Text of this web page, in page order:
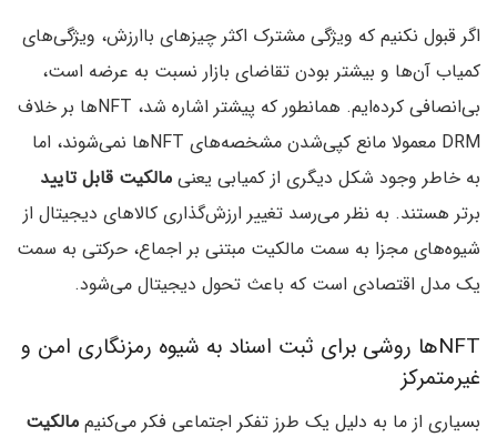
اگر قبول نکنیم که ویژگی مشترک اکثر چیزهای باارزش، ویژگی‌های
کمیاب آن‌ها و بیشتر بودن تقاضای بازار نسبت به عرضه است،
بی‌انصافی کرده‌ایم. همانطور که پیشتر اشاره شد، NFTها بر خلاف
DRM معمولا مانع کپی‌‌شدن مشخصه‌های NFTها نمی‌شوند، اما
به خاطر وجود شکل دیگری از کمیابی یعنی مالکیت قابل تایید
برتر هستند. به نظر می‌رسد تغییر ارزش‌گذاری کالاهای دیجیتال از
شیوه‌های مجزا به سمت مالکیت مبتنی بر اجماع، حرکتی به سمت
یک مدل اقتصادی است که باعث تحول دیجیتال می‌شود.
NFTها روشی برای ثبت اسناد به شیوه رمزنگاری امن و
غیرمتمرکز
بسیاری از ما به دلیل یک طرز تفکر اجتماعی فکر می‌کنیم مالکیت